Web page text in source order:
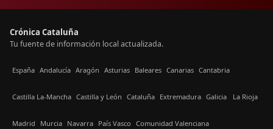
Crónica Cataluña
Tu fuente de información local actualizada.
España Andalucía Aragón Asturias Baleares Canarias Cantabria
Castilla La-Mancha Castilla y León Cataluña Extremadura Galicia La Rioja
Madrid Murcia Navarra País Vasco Comunidad Valenciana